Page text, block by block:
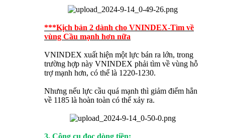
***Kịch bản 2 dành cho VNINDEX-Tìm về
vùng Cầu mạnh hơn nữa
VNINDEX xuất hiện một lực bán ra lớn, trong
trường hợp này VNINDEX phải tìm về vùng hỗ
trợ mạnh hơn, có thể là 1220-1230.
Nhưng nếu lực cầu quá mạnh thì giảm điểm hẳn
về 1185 là hoàn toàn có thể xảy ra.